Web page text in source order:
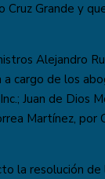
Grande y
Alejandro
cargo de los
Juan de Dios
Martínez, por
la resolución